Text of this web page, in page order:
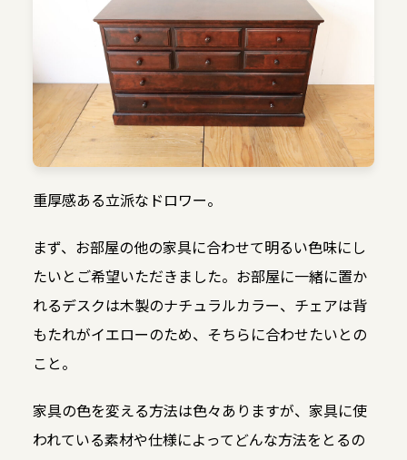
重厚感ある立派なドロワー。
まず、お部屋の他の家具に合わせて明るい色味にし
たいとご希望いただきました。お部屋に一緒に置か
れるデスクは木製のナチュラルカラー、チェアは背
もたれがイエローのため、そちらに合わせたいとの
こと。
家具の色を変える方法は色々ありますが、家具に使
われている素材や仕様によってどんな方法をとるの